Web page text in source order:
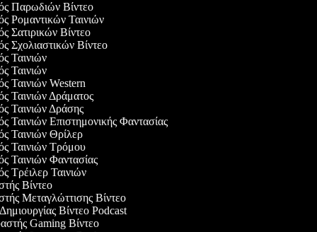
Παρωδιών Βίντεο
Ρομαντικών Ταινιών
Σατιρικών Βίντεο
Σχολιαστικών Βίντεο
Ταινιών
Ταινιών
Ταινιών Western
Ταινιών Δράματος
Ταινιών Δράσης
Ταινιών Επιστημονικής Φαντασίας
Ταινιών Θρίλερ
Ταινιών Τρόμου
Ταινιών Φαντασίας
Τρέιλερ Ταινιών
Βίντεο
Μεταγλώττισης Βίντεο
Δημιουργίας Βίντεο Podcast
Gaming Βίντεο